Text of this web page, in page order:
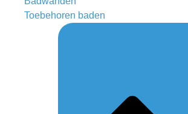
Toebehoren baden